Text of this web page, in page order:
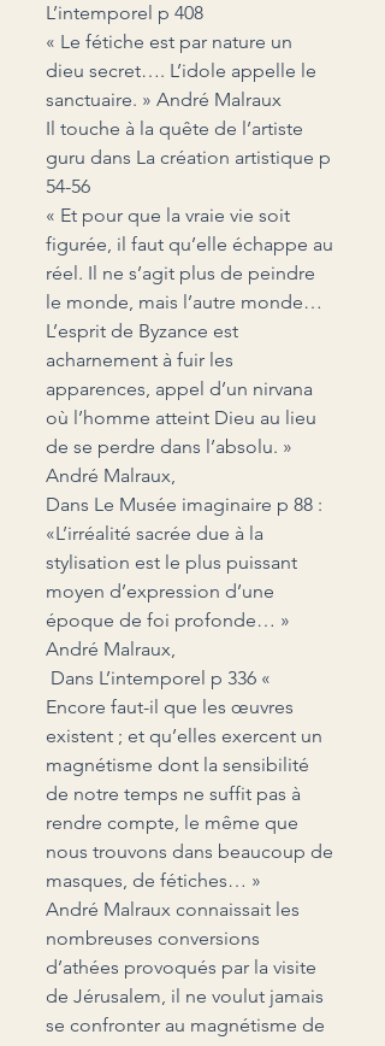
L’intemporel p 408
« Le fétiche est par nature un
dieu secret…. L’idole appelle le
sanctuaire. » André Malraux
Il touche à la quête de l’artiste
guru dans La création artistique p
54-56
« Et pour que la vraie vie soit
figurée, il faut qu’elle échappe au
réel. Il ne s’agit plus de peindre
le monde, mais l’autre monde…
L’esprit de Byzance est
acharnement à fuir les
apparences, appel d’un nirvana
où l’homme atteint Dieu au lieu
de se perdre dans l’absolu. »
André Malraux,
Dans Le Musée imaginaire p 88 :
«L’irréalité sacrée due à la
stylisation est le plus puissant
moyen d’expression d’une
époque de foi profonde… »
André Malraux,
Dans L’intemporel p 336 «
Encore faut-il que les œuvres
existent ; et qu’elles exercent un
magnétisme dont la sensibilité
de notre temps ne suffit pas à
rendre compte, le même que
nous trouvons dans beaucoup de
masques, de fétiches… »
André Malraux connaissait les
nombreuses conversions
d’athées provoqués par la visite
de Jérusalem, il ne voulut jamais
se confronter au magnétisme de